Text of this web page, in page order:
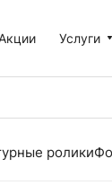
Акции Услуги
ролики